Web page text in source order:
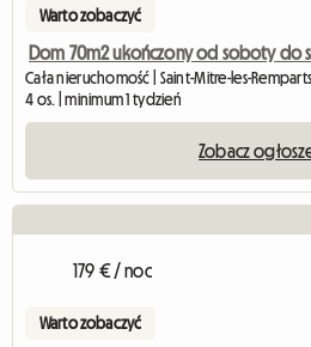
Warto zobaczyć
Dom 70m2 ukończony od soboty do
Cała nieruchomość | Saint-Mitre-les-Remparts
4 os. | minimum 1 tydzień
Zobacz
179 € / noc
Warto zobaczyć